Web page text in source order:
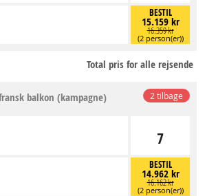
BESTIL
15.159 kr
16.359 kr
(2 person(er))
Total pris for alle rejsende
2 tilbage
balkon (kampagne)
7
BESTIL
14.962 kr
16.162 kr
(2 person(er))